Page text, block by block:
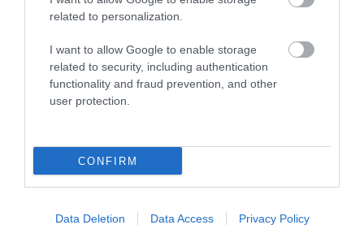
related to personalization.
I want to allow Google to enable storage
related to security, including authentication
functionality and fraud prevention, and other
user protection.
CONFIRM
Data Deletion Data Access Privacy Policy
Ρουμανία (44%) και στη Βουλγαρία (42%).
Τι αγοράζουν οι
Ευρωπαίοι
για ηλεκτρονικές αγορές, αυτές ήταν το 2021
τα ρούχα (συμπεριλαμβανομένων των